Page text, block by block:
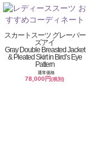
スカートスーツ グレーバー
ズアイ
Gray Double Breasted Jacket
& Pleated Skirt in Bird’s Eye
Pattern
通常価格
78,000円(税別)